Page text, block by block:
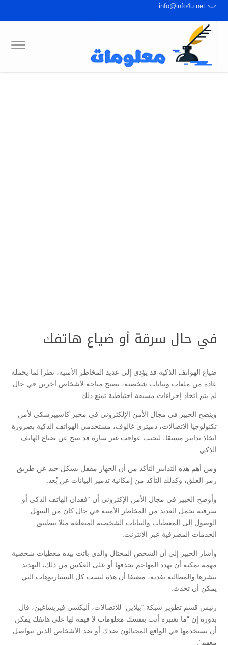
info@info4u.net
في حال سرقة أو ضياع هاتفك
ضياع الهواتف الذكية قد يؤدي إلى عديد المخاطر الأمنية، نظرا لما يحمله
عادة من ملفات وبيانات شخصية، تصبح متاحة لأشخاص آخرين في حال
لم يتم اتخاذ إجراءات مسبقة احتياطية تمنع ذلك.
وينصح الخبير في مجال الأمن الإلكتروني في مخبر كاسبيرسكي لأمن
تكنولوجيا الاتصالات، دميتري غالوف، مستخدمي الهواتف الذكية بضرورة
اتخاذ تدابير مسبقا، لتجنب عواقب غير سارة قد تنتج عن ضياع الهاتف
الذكي.
ومن أهم هذه التدابير التأكد من أن الجهاز مقفل بشكل جيد عن طريق
رمز الغلق، وكذلك التأكد من إمكانية تدمير البيانات عن بُعد.
وأوضح الخبير في مجال الأمن الإكتروني أن “فقدان الهاتف الذكي أو
سرقته يحمل العديد من المخاطر الأمنية في حال كان من السهل
الوصول إلى المعطيات والبيانات الشخصية المتعلقة مثلا بتطبيق
الخدمات المصرفية عبر الانترنت.
وأشار الخبير إلى أن الشخص المحتال والذي باتت بيده معطيات شخصية
مهمة يمكنه أن يهدد المهاجم بحذفها أو على العكس من ذلك، التهديد
بنشرها والمطالبة بفدية، مضيفا أن هذه ليست كل السيناريوهات التي
يمكن أن تحدث.
رئيس قسم تطوير شبكة “بيلاين” للاتصالات، أليكسي فيريشاغين، قال
بدوره إن “ما تعتبره أنت بنفسك معلومات لا قيمة لها على هاتفك يمكن
أن يستخدمها في الواقع المحتالون ضدك أو ضد الأشخاص الذين تتواصل
معهم”.